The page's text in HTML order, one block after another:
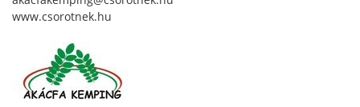
www.csorotnek.hu